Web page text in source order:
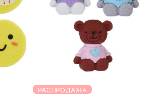
РАСПРОДАЖА